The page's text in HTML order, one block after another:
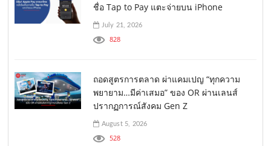
ชื่อ Tap to Pay แตะจ่ายบน iPhone
July 21, 2026
828
ถอดสูตรการตลาด ผ่าแคมเปญ “ทุกความ
พยายาม…มีค่าเสมอ” ของ OR ผ่านเลนส์
ปรากฏการณ์สังคม Gen Z
August 5, 2026
528